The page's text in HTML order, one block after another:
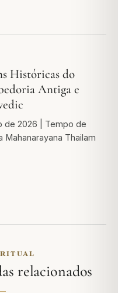
Históricas do
Antiga e
de 2026 | Tempo de
Mahanarayana Thailam
relacionados